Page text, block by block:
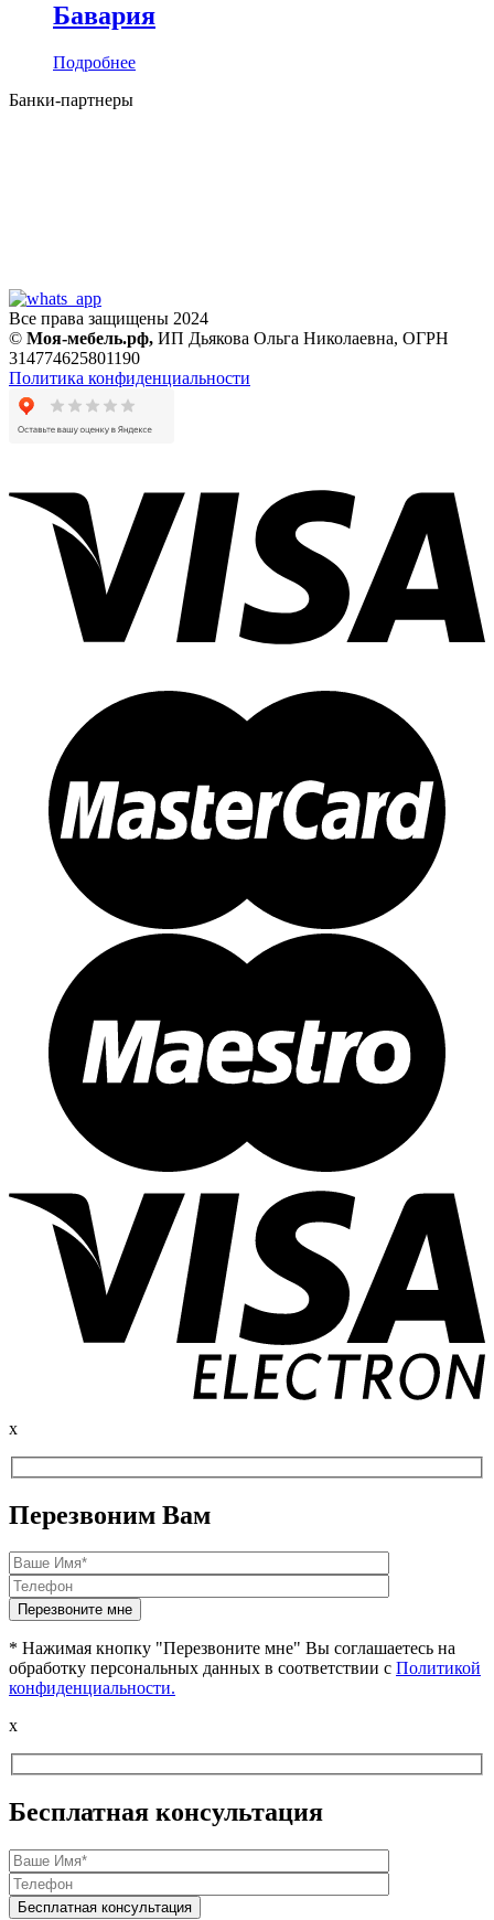
Бавария
Подробнее
Банки-партнеры
Все права защищены 2024
© Моя-мебель.рф, ИП Дьякова Ольга Николаевна, ОГРН
314774625801190
Политика конфиденциальности
x
Перезвоним Вам
* Нажимая кнопку "Перезвоните мне" Вы соглашаетесь на
обработку персональных данных в соответствии с Политикой
конфиденциальности.
x
Бесплатная консультация